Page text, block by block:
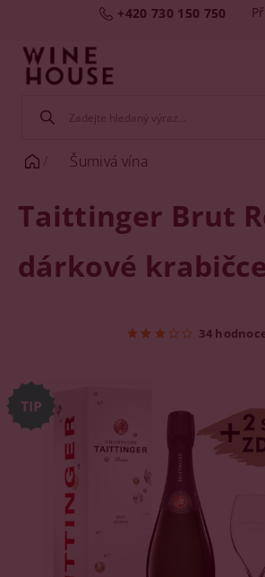
+420 730 150 750
Šumivá vína
Taittinger Brut
dárkové
34